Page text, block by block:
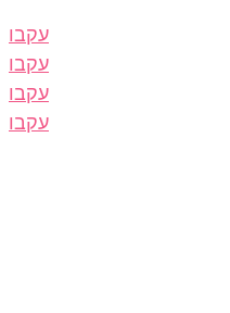
עקבו
עקבו
עקבו
עקבו